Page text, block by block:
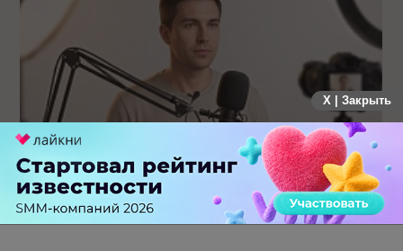
Российский рынок инфлюенс-маркетинга вошел в фазу
стагнации после нескольких лет роста
X | Закрыть